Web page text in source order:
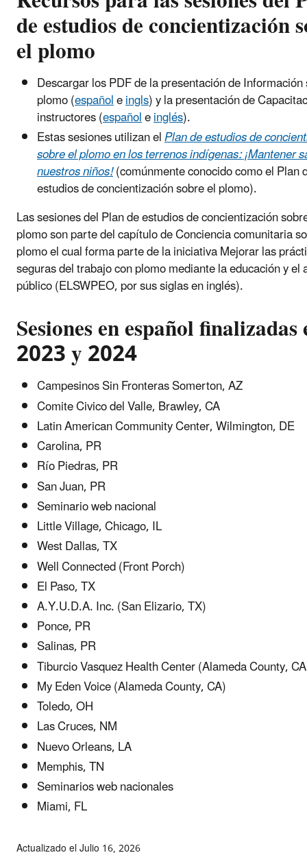
de estudios de concientización
el plomo
Descargar los PDF de la presentación de
plomo (españoleingls) y la presentación de
instructores (españoleinglés).
Estas sesiones utilizan elPlan de estudios de
sobre el plomo en los terrenos indígenas: ¡Mantener
nuestros niños!(comúnmente conocido como el Plan
estudios de concientización sobre el plomo).
Las sesiones del Plan de estudios de concientización
plomo son parte del capítulo de Conciencia comunitaria
plomo el cual forma parte de la iniciativa Mejorar las
seguras del trabajo con plomo mediante la educación y el
público (ELSWPEO, por sus siglas en inglés).
Sesiones en español finalizadas
2023 y 2024
Campesinos Sin Fronteras Somerton, AZ
Comite Civico del Valle, Brawley, CA
Latin American Community Center, Wilmington, DE
Carolina, PR
Río Piedras, PR
San Juan, PR
Seminario web nacional
Little Village, Chicago, IL
West Dallas, TX
Well Connected (Front Porch)
El Paso, TX
A.Y.U.D.A. Inc. (San Elizario, TX)
Ponce, PR
Salinas, PR
Tiburcio Vasquez Health Center (Alameda County,
My Eden Voice (Alameda County, CA)
Toledo, OH
Las Cruces, NM
Nuevo Orleans, LA
Memphis, TN
Seminarios web nacionales
Miami, FL
Actualizado el Julio 16, 2026